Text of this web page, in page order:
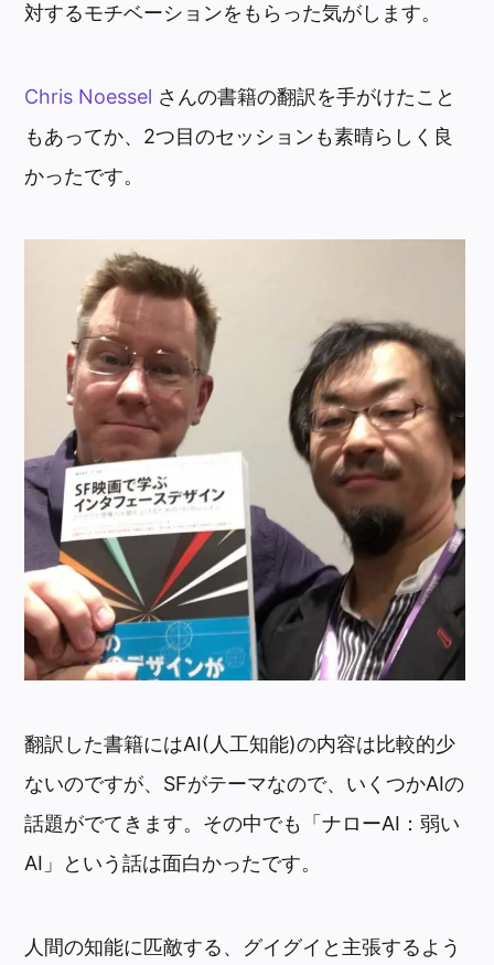
対するモチベーションをもらった気がします。
Chris Noessel さんの書籍の翻訳を手がけたこと
もあってか、2つ目のセッションも素晴らしく良
かったです。
翻訳した書籍にはAI(人工知能)の内容は比較的少
ないのですが、SFがテーマなので、いくつかAIの
話題がでてきます。その中でも「ナローAI：弱い
AI」という話は面白かったです。
人間の知能に匹敵する、グイグイと主張するよう